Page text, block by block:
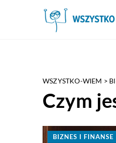
WSZYSTKO-WIEM >
Czym
BIZNES I FINANSE